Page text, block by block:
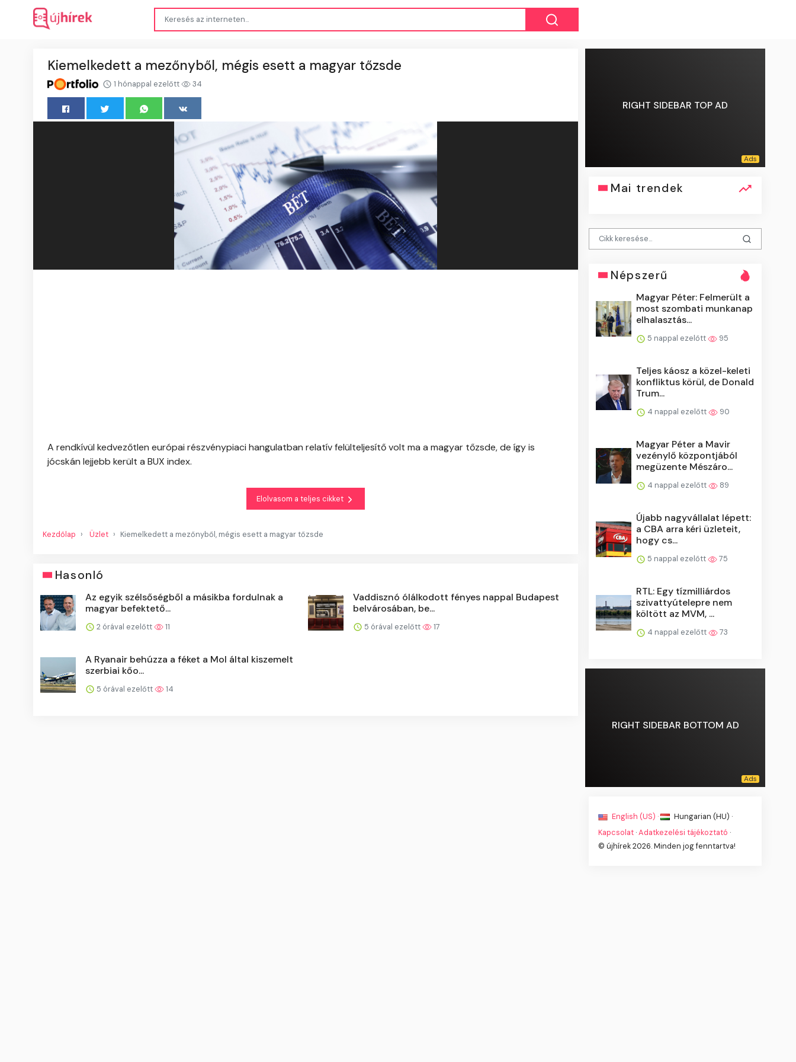
Kiemelkedett a mezőnyből, mégis esett a magyar tőzsde
1 hónappal ezelőtt 34
A rendkívül kedvezőtlen európai részvénypiaci hangulatban relatív felülteljesítő volt ma a magyar tőzsde, de így is
jócskán lejjebb került a BUX index.
Elolvasom a teljes cikket
Kezdőlap Üzlet Kiemelkedett a mezőnyből, mégis esett a magyar tőzsde
Hasonló
Az egyik szélsőségből a másikba fordulnak a
magyar befektető...
2 órával ezelőtt 11
Vaddisznó ólálkodott fényes nappal Budapest
belvárosában, be...
5 órával ezelőtt 17
A Ryanair behúzza a féket a Mol által kiszemelt
szerbiai kőo...
5 órával ezelőtt 14
RIGHT SIDEBAR TOP AD
Mai trendek
Népszerű
Magyar Péter: Felmerült a
most szombati munkanap
elhalasztás...
5 nappal ezelőtt 95
Teljes káosz a közel-keleti
konfliktus körül, de Donald
Trum...
4 nappal ezelőtt 90
Magyar Péter a Mavir
vezénylő központjából
megüzente Mészáro...
4 nappal ezelőtt 89
Újabb nagyvállalat lépett:
a CBA arra kéri üzleteit,
hogy cs...
5 nappal ezelőtt 75
RTL: Egy tízmilliárdos
szivattyútelepre nem
költött az MVM, ...
4 nappal ezelőtt 73
RIGHT SIDEBAR BOTTOM AD
English (US) ·
Hungarian (HU) ·
Kapcsolat ·Adatkezelési tájékoztató ·
© újhírek 2026. Minden jog fenntartva!